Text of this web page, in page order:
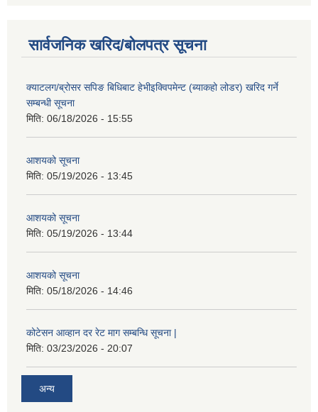
सार्वजनिक खरिद/बोलपत्र सूचना
क्याटलग/ब्रोसर सपिङ बिधिबाट हेभीइक्विपमेन्ट (ब्याकहो लोडर) खरिद गर्ने
सम्बन्धी सूचना
मिति: 06/18/2026 - 15:55
आशयको सूचना
मिति: 05/19/2026 - 13:45
आशयको सूचना
मिति: 05/19/2026 - 13:44
आशयको सूचना
मिति: 05/18/2026 - 14:46
कोटेसन आव्हान दर रेट माग सम्बन्धि सूचना |
मिति: 03/23/2026 - 20:07
अन्य